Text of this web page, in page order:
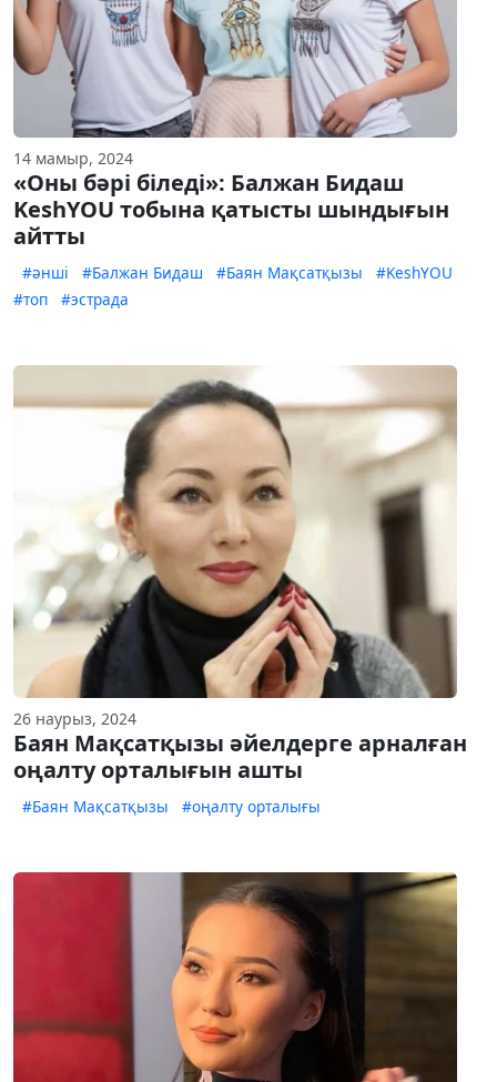
14 мамыр, 2024
«Оны бәрі біледі»: Балжан Бидаш
KeshYOU тобына қатысты шындығын
айтты
#әнші #Балжан Бидаш #Баян Мақсатқызы
#KeshYOU
#топ
#эстрада
26 наурыз, 2024
Баян Мақсатқызы әйелдерге арналған
оңалту орталығын ашты
#Баян Мақсатқызы #оңалту орталығы